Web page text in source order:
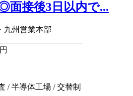
面接後3日以内で...
九州営業本部
円
/ 半導体工場 / 交替制